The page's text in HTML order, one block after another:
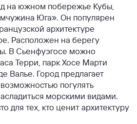
на южном побережье Кубы,
Юга». Он популярен
архитектуре
Расположен на берегу
В Сьенфуэгосе можно
Терри, парк Хосе Марти
Валье. Город предлагает
погулять
морскими видами.
для тех, кто ценит архитектуру